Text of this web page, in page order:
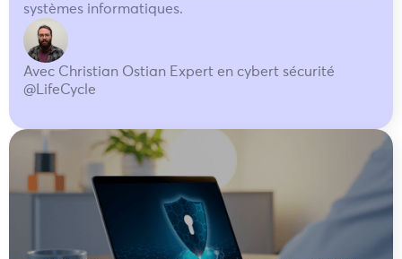
systèmes informatiques.
Avec Christian Ostian Expert en cybert sécurité
@LifeCycle